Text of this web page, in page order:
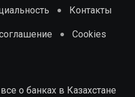
Контакты
Cookies
о банках в Казахстане